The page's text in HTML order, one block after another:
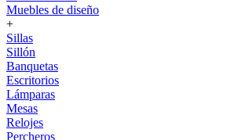
Muebles de diseño
+
Sillas
Sillón
Banquetas
Escritorios
Lámparas
Mesas
Relojes
Percheros